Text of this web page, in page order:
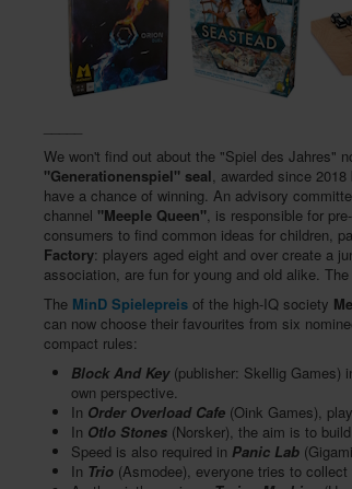
We won't find out about the "Spiel des Jahres"
"Generationenspiel" seal, awarded since
have a chance of winning. An advisory
channel "Meeple Queen", is responsible for
consumers to find common ideas for children,
Factory: players aged eight and over create a
association, are fun for young and old alike.
The MinD Spielepreis of the high-IQ society
can now choose their favourites from six
compact rules:
Block And Key (publisher: Skellig Games)
own perspective.
In Order Overload Cafe (Oink Games),
In Otlo Stones (Norsker), the aim is to
Speed is also required in Panic Lab
In Trio (Asmodee), everyone tries to